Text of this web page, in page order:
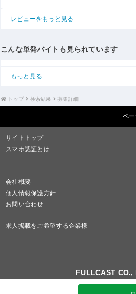
レビューをもっと見る
こんな単発バイトも見られています
もっと見る
トップ 検索結果 募集詳細
ペ
サイトトップ
スマホ認証とは
会社概要
個人情報保護方針
お問い合わせ
求人掲載をご希望する企業様
FULLCAST